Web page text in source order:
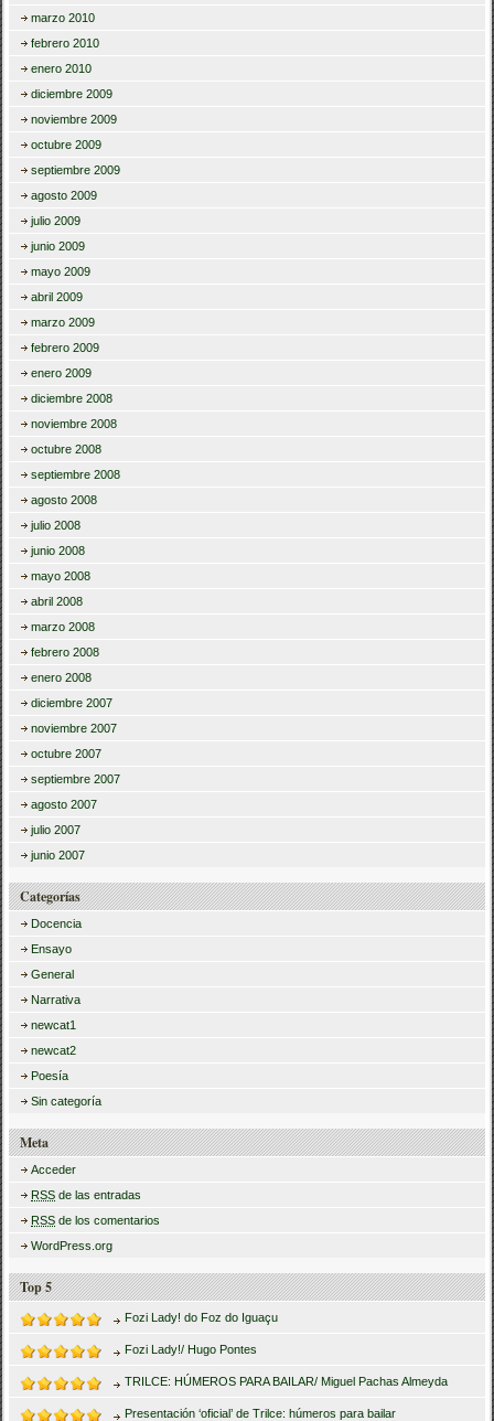
marzo 2010
febrero 2010
enero 2010
diciembre 2009
noviembre 2009
octubre 2009
septiembre 2009
agosto 2009
julio 2009
junio 2009
mayo 2009
abril 2009
marzo 2009
febrero 2009
enero 2009
diciembre 2008
noviembre 2008
octubre 2008
septiembre 2008
agosto 2008
julio 2008
junio 2008
mayo 2008
abril 2008
marzo 2008
febrero 2008
enero 2008
diciembre 2007
noviembre 2007
octubre 2007
septiembre 2007
agosto 2007
julio 2007
junio 2007
Categorías
Docencia
Ensayo
General
Narrativa
newcat1
newcat2
Poesía
Sin categoría
Meta
Acceder
RSS de las entradas
RSS de los comentarios
WordPress.org
Top 5
Fozi Lady! do Foz do Iguaçu
Fozi Lady!/ Hugo Pontes
TRILCE: HÚMEROS PARA BAILAR/ Miguel Pachas Almeyda
Presentación ‘oficial’ de Trilce: húmeros para bailar